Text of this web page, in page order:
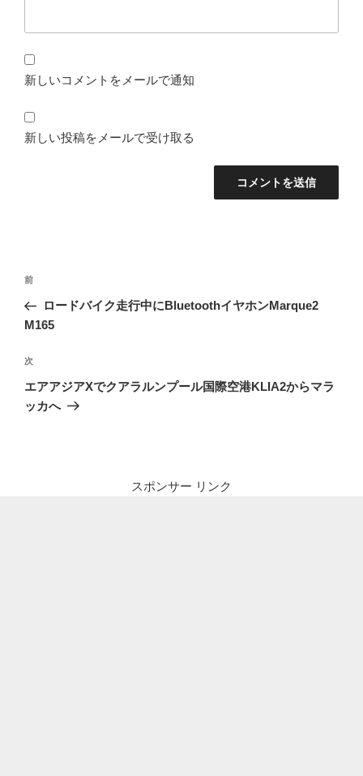
新しいコメントをメールで通知
新しい投稿をメールで受け取る
投
ナ
ゲ
ー
シ
前
の
投
前
ロードバイク走行中にBluetoothイヤホンMarque2
M165
次
の
投
次
エアアジアXでクアラルンプール国際空港KLIA2からマラ
ッカへ
スポンサー リンク